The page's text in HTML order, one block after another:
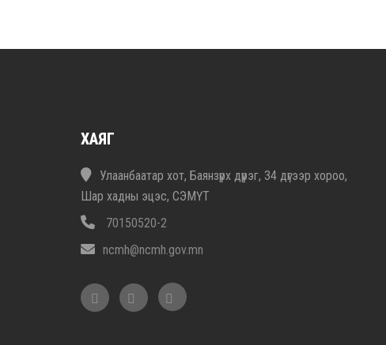
ХАЯГ
Улаанбаатар хот, Баянзүрх дүүрэг, 34 дүгээр хороо,
Шар хадны эцэс, СЭМҮТ
70150520-2
ncmh@ncmh.gov.mn